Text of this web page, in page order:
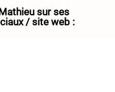
sur ses
/ site web :